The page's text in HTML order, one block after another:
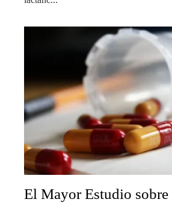
El Mayor Estudio sobre